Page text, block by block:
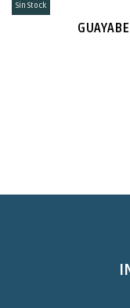
Sin Stock